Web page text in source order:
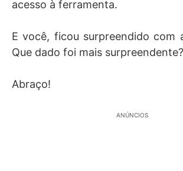
acesso à ferramenta.
E você, ficou surpreendido com
Que dado foi mais surpreendente?
Abraço!
ANÚNCIOS